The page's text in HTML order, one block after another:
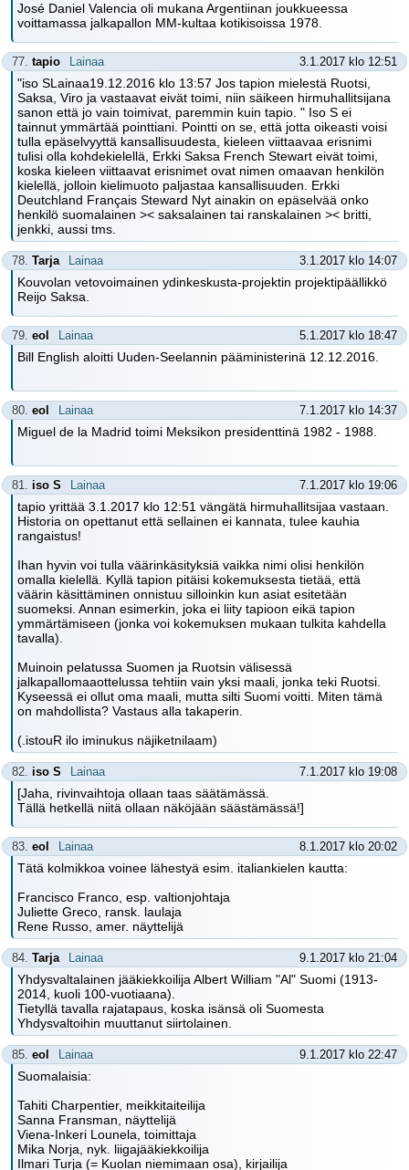
José Daniel Valencia oli mukana Argentiinan joukkueessa
voittamassa jalkapallon MM-kultaa kotikisoissa 1978.
77. tapio Lainaa 3.1.2017 klo 12:51
"iso SLainaa19.12.2016 klo 13:57 Jos tapion mielestä Ruotsi,
Saksa, Viro ja vastaavat eivät toimi, niin säikeen hirmuhallitsijana
sanon että jo vain toimivat, paremmin kuin tapio. " Iso S ei
tainnut ymmärtää pointtiani. Pointti on se, että jotta oikeasti voisi
tulla epäselvyyttä kansallisuudesta, kieleen viittaavaa erisnimi
tulisi olla kohdekielellä, Erkki Saksa French Stewart eivät toimi,
koska kieleen viittaavat erisnimet ovat nimen omaavan henkilön
kielellä, jolloin kielimuoto paljastaa kansallisuuden. Erkki
Deutchland Français Steward Nyt ainakin on epäselvää onko
henkilö suomalainen >< saksalainen tai ranskalainen >< britti,
jenkki, aussi tms.
78. Tarja Lainaa 3.1.2017 klo 14:07
Kouvolan vetovoimainen ydinkeskusta-projektin projektipäällikkö
Reijo Saksa.
79. eol Lainaa 5.1.2017 klo 18:47
Bill English aloitti Uuden-Seelannin pääministerinä 12.12.2016.
80. eol Lainaa 7.1.2017 klo 14:37
Miguel de la Madrid toimi Meksikon presidenttinä 1982 - 1988.
81. iso S Lainaa 7.1.2017 klo 19:06
tapio yrittää 3.1.2017 klo 12:51 vängätä hirmuhallitsijaa vastaan.
Historia on opettanut että sellainen ei kannata, tulee kauhia
rangaistus!
Ihan hyvin voi tulla väärinkäsityksiä vaikka nimi olisi henkilön
omalla kielellä. Kyllä tapion pitäisi kokemuksesta tietää, että
väärin käsittäminen onnistuu silloinkin kun asiat esitetään
suomeksi. Annan esimerkin, joka ei liity tapioon eikä tapion
ymmärtämiseen (jonka voi kokemuksen mukaan tulkita kahdella
tavalla).
Muinoin pelatussa Suomen ja Ruotsin välisessä
jalkapallomaaottelussa tehtiin vain yksi maali, jonka teki Ruotsi.
Kyseessä ei ollut oma maali, mutta silti Suomi voitti. Miten tämä
on mahdollista? Vastaus alla takaperin.
(.istouR ilo iminukus näjiketnilaam)
82. iso S Lainaa 7.1.2017 klo 19:08
[Jaha, rivinvaihtoja ollaan taas säätämässä.
Tällä hetkellä niitä ollaan näköjään säästämässä!]
83. eol Lainaa 8.1.2017 klo 20:02
Tätä kolmikkoa voinee lähestyä esim. italiankielen kautta:
Francisco Franco, esp. valtionjohtaja
Juliette Greco, ransk. laulaja
Rene Russo, amer. näyttelijä
84. Tarja Lainaa 9.1.2017 klo 21:04
Yhdysvaltalainen jääkiekkoilija Albert William "Al" Suomi (1913-
2014, kuoli 100-vuotiaana).
Tietyllä tavalla rajatapaus, koska isänsä oli Suomesta
Yhdysvaltoihin muuttanut siirtolainen.
85. eol Lainaa 9.1.2017 klo 22:47
Suomalaisia:
Tahiti Charpentier, meikkitaiteilija
Sanna Fransman, näyttelijä
Viena-Inkeri Lounela, toimittaja
Mika Norja, nyk. liigajääkiekkoilija
Ilmari Turja (= Kuolan niemimaan osa), kirjailija